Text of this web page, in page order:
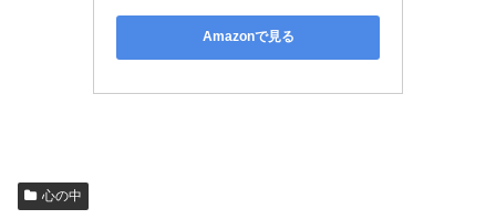
Amazonで見る
心の中